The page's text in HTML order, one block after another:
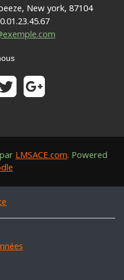
New york, 87104
LMSACE.com. Powered